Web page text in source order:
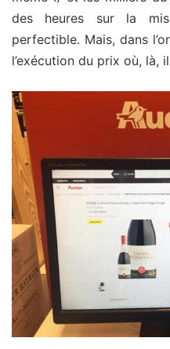
des heures sur la
perfectible. Mais, dans
l’exécution du prix où, là,